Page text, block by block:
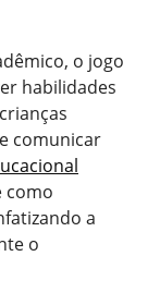
o jogo
habilidades
comunicar
como
a
o